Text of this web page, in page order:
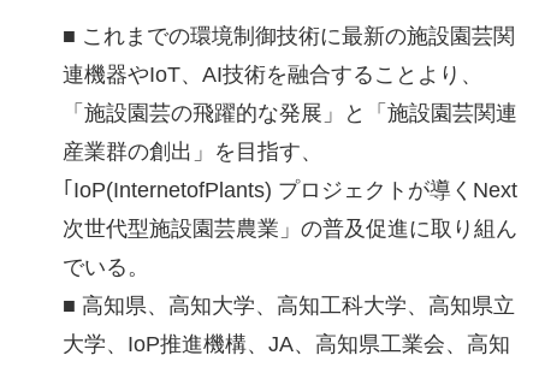
■ これまでの環境制御技術に最新の施設園芸関
連機器やIoT、AI技術を融合することより、
「施設園芸の飛躍的な発展」と「施設園芸関連
産業群の創出」を目指す、
｢IoP(InternetofPlants) プロジェクトが導くNext
次世代型施設園芸農業」の普及促進に取り組ん
でいる。
■ 高知県、高知大学、高知工科大学、高知県立
大学、IoP推進機構、JA、高知県工業会、高知